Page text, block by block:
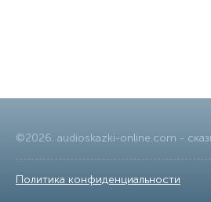
©2026. audioskazki-online.com -
Политика конфиденциальности